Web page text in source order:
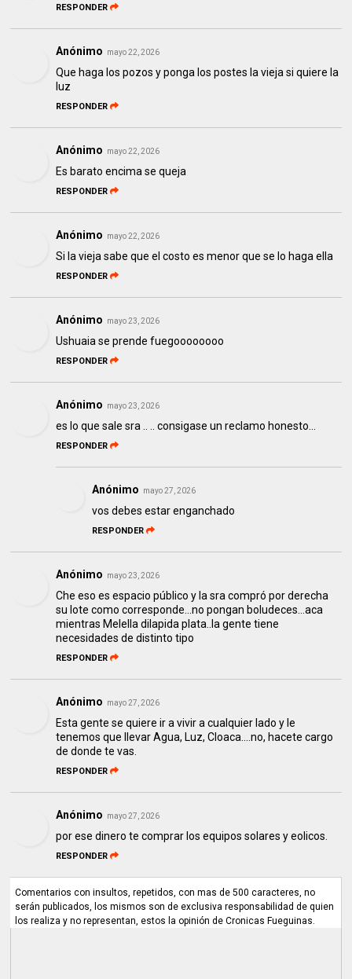
RESPONDER
Anónimo mayo 22, 2026
Que haga los pozos y ponga los postes la vieja si quiere la
luz
RESPONDER
Anónimo mayo 22, 2026
Es barato encima se queja
RESPONDER
Anónimo mayo 22, 2026
Si la vieja sabe que el costo es menor que se lo haga ella
RESPONDER
Anónimo mayo 23, 2026
Ushuaia se prende fuegoooooooo
RESPONDER
Anónimo mayo 23, 2026
es lo que sale sra .. .. consigase un reclamo honesto...
RESPONDER
Anónimo mayo 27, 2026
vos debes estar enganchado
RESPONDER
Anónimo mayo 23, 2026
Che eso es espacio público y la sra compró por derecha
su lote como corresponde...no pongan boludeces...aca
mientras Melella dilapida plata..la gente tiene
necesidades de distinto tipo
RESPONDER
Anónimo mayo 27, 2026
Esta gente se quiere ir a vivir a cualquier lado y le
tenemos que llevar Agua, Luz, Cloaca....no, hacete cargo
de donde te vas.
RESPONDER
Anónimo mayo 27, 2026
por ese dinero te comprar los equipos solares y eolicos.
RESPONDER
Comentarios con insultos, repetidos, con mas de 500 caracteres, no
serán publicados, los mismos son de exclusiva responsabilidad de quien
los realiza y no representan, estos la opinión de Cronicas Fueguinas.